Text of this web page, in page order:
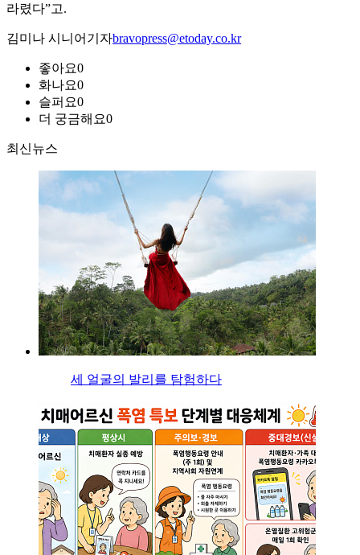
라렸다”고.
김미나 시니어기자bravopress@etoday.co.kr
좋아요0
화나요0
슬퍼요0
더 궁금해요0
최신뉴스
세 얼굴의 발리를 탐험하다